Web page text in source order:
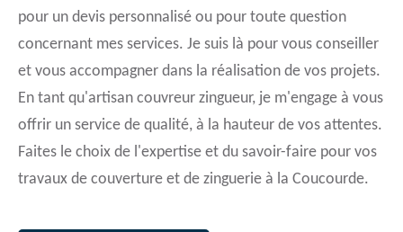
pour un devis personnalisé ou pour toute question
concernant mes services. Je suis là pour vous conseiller
et vous accompagner dans la réalisation de vos projets.
En tant qu'artisan couvreur zingueur, je m'engage à vous
offrir un service de qualité, à la hauteur de vos attentes.
Faites le choix de l'expertise et du savoir-faire pour vos
travaux de couverture et de zinguerie à la Coucourde.